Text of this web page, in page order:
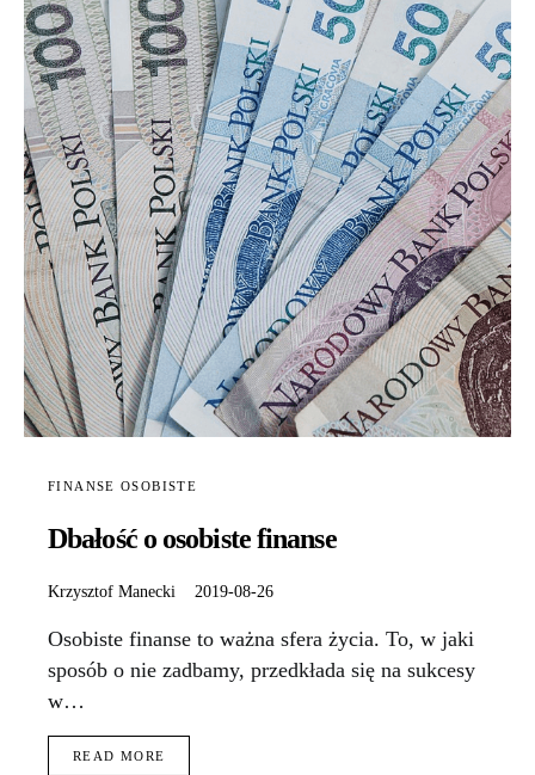
FINANSE OSOBISTE
Dbałość o osobiste finanse
Krzysztof Manecki 2019-08-26
Osobiste finanse to ważna sfera życia. To, w jaki
sposób o nie zadbamy, przedkłada się na sukcesy
w…
READ MORE